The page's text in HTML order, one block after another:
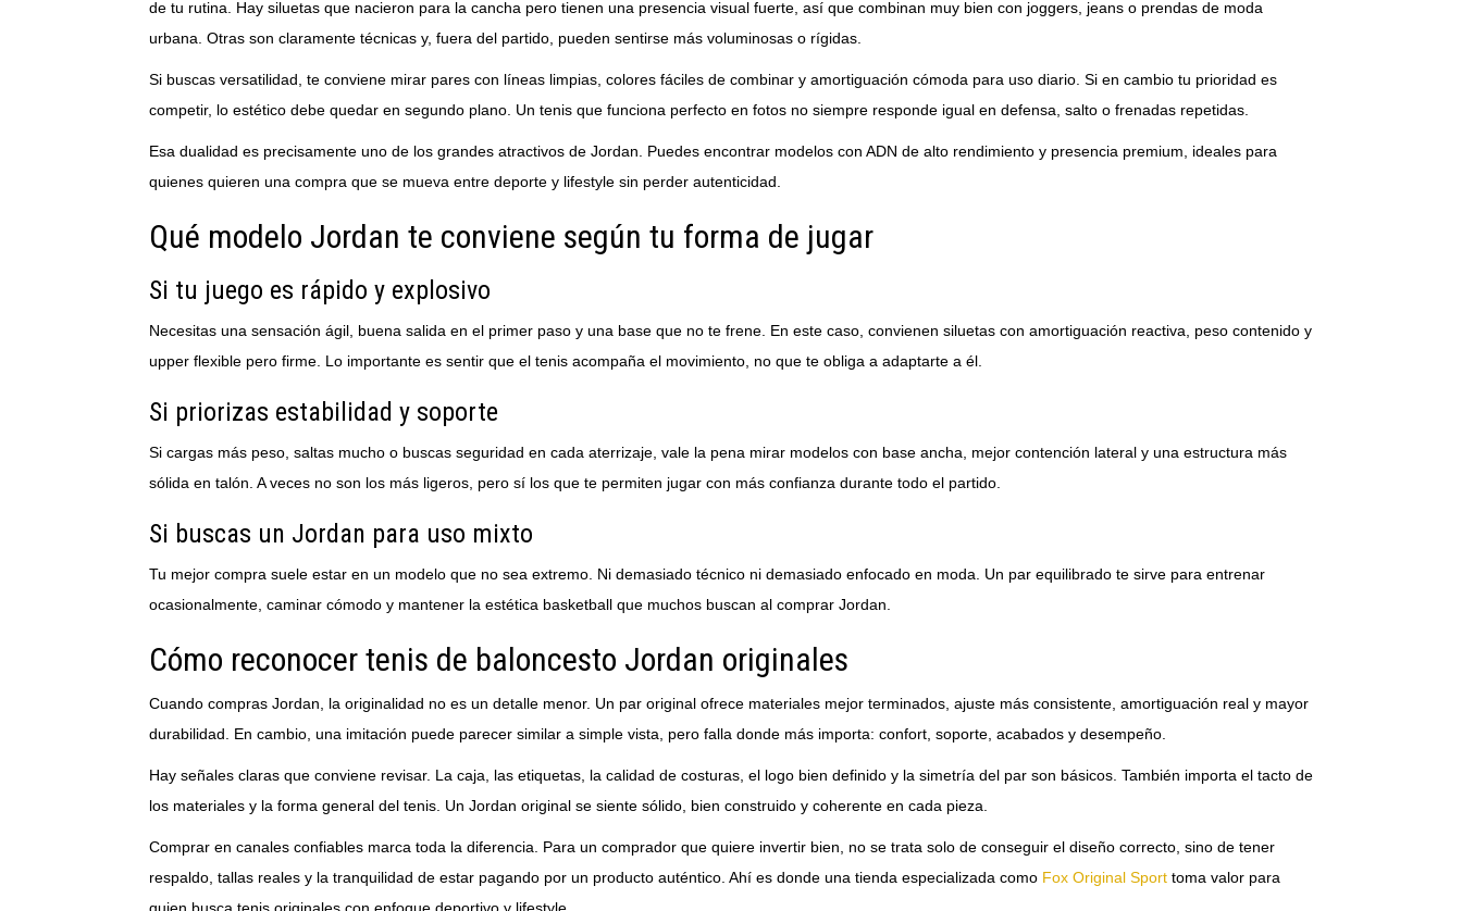
de tu rutina. Hay siluetas que nacieron para la cancha pero tienen una presencia visual fuerte, así que combinan muy bien con joggers, jeans o prendas de moda
urbana. Otras son claramente técnicas y, fuera del partido, pueden sentirse más voluminosas o rígidas.
Si buscas versatilidad, te conviene mirar pares con líneas limpias, colores fáciles de combinar y amortiguación cómoda para uso diario. Si en cambio tu prioridad es
competir, lo estético debe quedar en segundo plano. Un tenis que funciona perfecto en fotos no siempre responde igual en defensa, salto o frenadas repetidas.
Esa dualidad es precisamente uno de los grandes atractivos de Jordan. Puedes encontrar modelos con ADN de alto rendimiento y presencia premium, ideales para
quienes quieren una compra que se mueva entre deporte y lifestyle sin perder autenticidad.
Qué modelo Jordan te conviene según tu forma de jugar
Si tu juego es rápido y explosivo
Necesitas una sensación ágil, buena salida en el primer paso y una base que no te frene. En este caso, convienen siluetas con amortiguación reactiva, peso contenido y
upper flexible pero firme. Lo importante es sentir que el tenis acompaña el movimiento, no que te obliga a adaptarte a él.
Si priorizas estabilidad y soporte
Si cargas más peso, saltas mucho o buscas seguridad en cada aterrizaje, vale la pena mirar modelos con base ancha, mejor contención lateral y una estructura más
sólida en talón. A veces no son los más ligeros, pero sí los que te permiten jugar con más confianza durante todo el partido.
Si buscas un Jordan para uso mixto
Tu mejor compra suele estar en un modelo que no sea extremo. Ni demasiado técnico ni demasiado enfocado en moda. Un par equilibrado te sirve para entrenar
ocasionalmente, caminar cómodo y mantener la estética basketball que muchos buscan al comprar Jordan.
Cómo reconocer tenis de baloncesto Jordan originales
Cuando compras Jordan, la originalidad no es un detalle menor. Un par original ofrece materiales mejor terminados, ajuste más consistente, amortiguación real y mayor
durabilidad. En cambio, una imitación puede parecer similar a simple vista, pero falla donde más importa: confort, soporte, acabados y desempeño.
Hay señales claras que conviene revisar. La caja, las etiquetas, la calidad de costuras, el logo bien definido y la simetría del par son básicos. También importa el tacto de
los materiales y la forma general del tenis. Un Jordan original se siente sólido, bien construido y coherente en cada pieza.
Comprar en canales confiables marca toda la diferencia. Para un comprador que quiere invertir bien, no se trata solo de conseguir el diseño correcto, sino de tener
respaldo, tallas reales y la tranquilidad de estar pagando por un producto auténtico. Ahí es donde una tienda especializada como Fox Original Sport toma valor para